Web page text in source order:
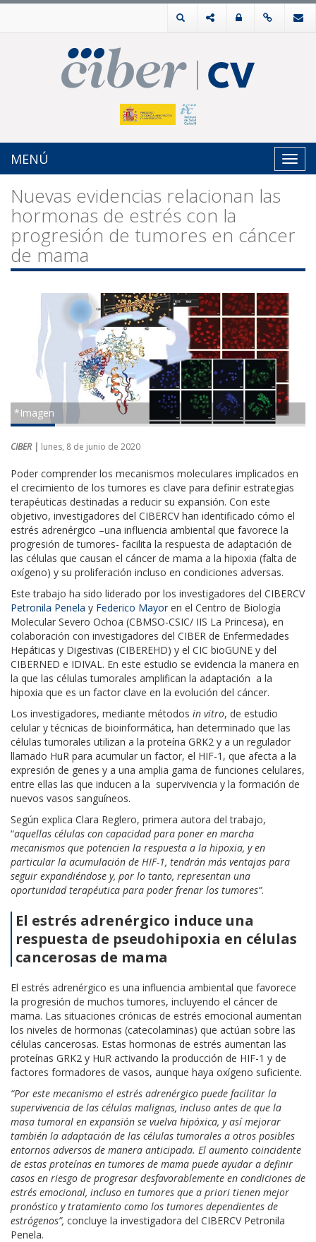
MENÚ
Nuevas evidencias relacionan las
hormonas de estrés con la
progresión de tumores en cáncer
de mama
*Imagen
CIBER | lunes, 8 de junio de 2020
Poder comprender los mecanismos moleculares implicados en
el crecimiento de los tumores es clave para definir estrategias
terapéuticas destinadas a reducir su expansión. Con este
objetivo, investigadores del CIBERCV han identificado cómo el
estrés adrenérgico –una influencia ambiental que favorece la
progresión de tumores- facilita la respuesta de adaptación de
las células que causan el cáncer de mama a la hipoxia (falta de
oxígeno) y su proliferación incluso en condiciones adversas.
Este trabajo ha sido liderado por los investigadores del CIBERCV
Petronila Penela y Federico Mayoren el Centro de Biología
Molecular Severo Ochoa (CBMSO-CSIC/ IIS La Princesa), en
colaboración con investigadores del CIBER de Enfermedades
Hepáticas y Digestivas (CIBEREHD) y el CIC bioGUNE y del
CIBERNED e IDIVAL. En este estudio se evidencia la manera en
la que las células tumorales amplifican la adaptación a la
hipoxia que es un factor clave en la evolución del cáncer.
Los investigadores, mediante métodos in vitro, de estudio
celular y técnicas de bioinformática, han determinado que las
células tumorales utilizan a la proteína GRK2 y a un regulador
llamado HuR para acumular un factor, el HIF-1, que afecta a la
expresión de genes y a una amplia gama de funciones celulares,
entre ellas las que inducen a la supervivencia y la formación de
nuevos vasos sanguíneos.
Según explica Clara Reglero, primera autora del trabajo,
“aquellas células con capacidad para poner en marcha
mecanismos que potencien la respuesta a la hipoxia, y en
particular la acumulación de HIF-1, tendrán más ventajas para
seguir expandiéndose y, por lo tanto, representan una
oportunidad terapéutica para poder frenar los tumores”.
El estrés adrenérgico induce una
respuesta de pseudohipoxia en células
cancerosas de mama
El estrés adrenérgico es una influencia ambiental que favorece
la progresión de muchos tumores, incluyendo el cáncer de
mama. Las situaciones crónicas de estrés emocional aumentan
los niveles de hormonas (catecolaminas) que actúan sobre las
células cancerosas. Estas hormonas de estrés aumentan las
proteínas GRK2 y HuR activando la producción de HIF-1 y de
factores formadores de vasos, aunque haya oxígeno suficiente.
“Por este mecanismo el estrés adrenérgico puede facilitar la
supervivencia de las células malignas, incluso antes de que la
masa tumoral en expansión se vuelva hipóxica, y así mejorar
también la adaptación de las células tumorales a otros posibles
entornos adversos de manera anticipada. El aumento coincidente
de estas proteínas en tumores de mama puede ayudar a definir
casos en riesgo de progresar desfavorablemente en condiciones de
estrés emocional, incluso en tumores que a priori tienen mejor
pronóstico y tratamiento como los tumores dependientes de
estrógenos”, concluye la investigadora del CIBERCV Petronila
Penela.